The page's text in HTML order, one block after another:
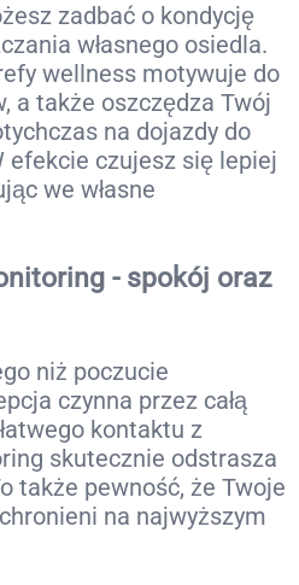
zadbać o kondycję
własnego osiedla.
wellness motywuje do
a także oszczędza Twój
na dojazdy do
efekcie czujesz się lepiej
we własne
- spokój oraz
niż poczucie
czynna przez całą
kontaktu z
skutecznie odstrasza
także pewność, że Twoje
na najwyższym